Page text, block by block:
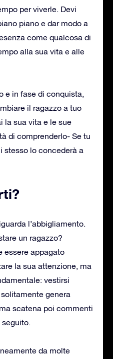
per viverle. Devi
piano e dar modo a
come qualcosa di
alla sua vita e alle
e in fase di conquista,
il ragazzo a tuo
la sua vita e le sue
di comprenderlo- Se tu
stesso lo concederà a
l’abbigliamento.
un ragazzo?
essere appagato
la sua attenzione, ma
vestirsi
genera
scatena poi commenti
da molte